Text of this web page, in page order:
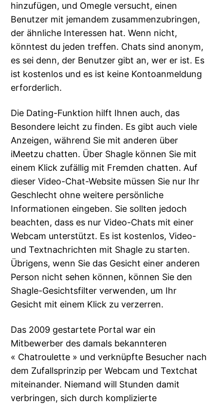
hinzufügen, und Omegle versucht, einen
Benutzer mit jemandem zusammenzubringen,
der ähnliche Interessen hat. Wenn nicht,
könntest du jeden treffen. Chats sind anonym,
es sei denn, der Benutzer gibt an, wer er ist. Es
ist kostenlos und es ist keine Kontoanmeldung
erforderlich.
Die Dating-Funktion hilft Ihnen auch, das
Besondere leicht zu finden. Es gibt auch viele
Anzeigen, während Sie mit anderen über
iMeetzu chatten. Über Shagle können Sie mit
einem Klick zufällig mit Fremden chatten. Auf
dieser Video-Chat-Website müssen Sie nur Ihr
Geschlecht ohne weitere persönliche
Informationen eingeben. Sie sollten jedoch
beachten, dass es nur Video-Chats mit einer
Webcam unterstützt. Es ist kostenlos, Video-
und Textnachrichten mit Shagle zu starten.
Übrigens, wenn Sie das Gesicht einer anderen
Person nicht sehen können, können Sie den
Shagle-Gesichtsfilter verwenden, um Ihr
Gesicht mit einem Klick zu verzerren.
Das 2009 gestartete Portal war ein
Mitbewerber des damals bekannteren
« Chatroulette » und verknüpfte Besucher nach
dem Zufallsprinzip per Webcam und Textchat
miteinander. Niemand will Stunden damit
verbringen, sich durch komplizierte